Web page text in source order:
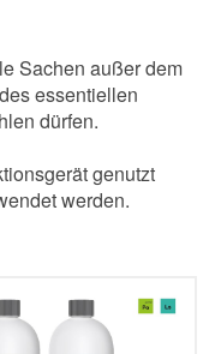
Sachen außer dem
essentiellen
dürfen.
genutzt
werden.